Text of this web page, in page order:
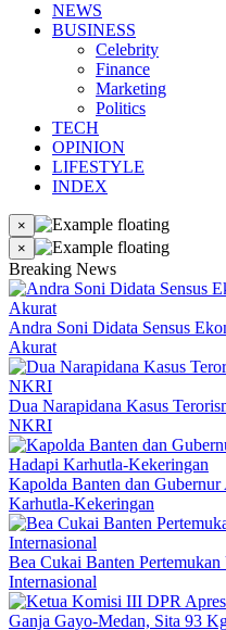
NEWS
BUSINESS
Celebrity
Finance
Marketing
Politics
TECH
OPINION
LIFESTYLE
INDEX
×
×
Breaking News
Andra Soni Didata Sensus
Akurat
Dua Narapidana Kasus
NKRI
Kapolda Banten dan
Karhutla-Kekeringan
Bea Cukai Banten
Internasional